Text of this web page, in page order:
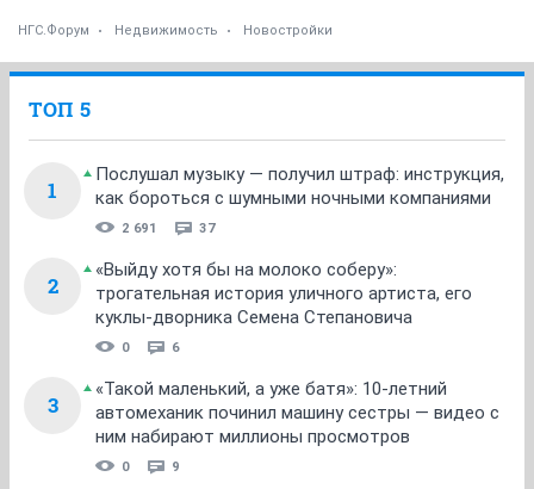
НГС.Форум Недвижимость Новостройки
ТОП 5
1
Послушал музыку — получил штраф: инструкция,
как бороться с шумными ночными компаниями
2 691 37
2
«Выйду хотя бы на молоко соберу»:
трогательная история уличного артиста, его
куклы-дворника Семена Степановича
0 6
3
«Такой маленький, а уже батя»: 10-летний
автомеханик починил машину сестры — видео с
ним набирают миллионы просмотров
0 9